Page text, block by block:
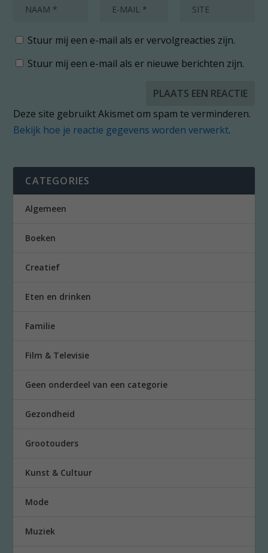
Stuur mij een e-mail als er vervolgreacties zijn.
Stuur mij een e-mail als er nieuwe berichten zijn.
Deze site gebruikt Akismet om spam te verminderen.
Bekijk hoe je reactie gegevens worden verwerkt.
CATEGORIES
Algemeen
Boeken
Creatief
Eten en drinken
Familie
Film & Televisie
Geen onderdeel van een categorie
Gezondheid
Grootouders
Kunst & Cultuur
Mode
Muziek